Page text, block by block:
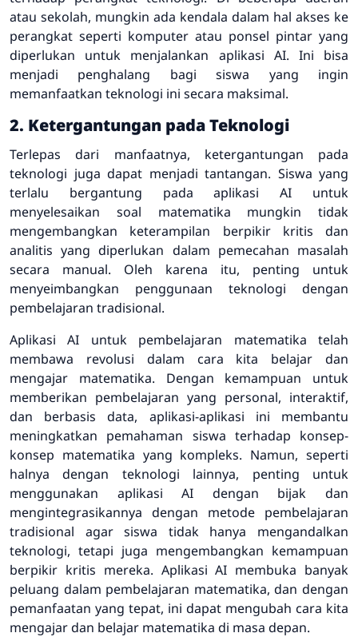
atau sekolah, mungkin ada kendala dalam hal akses ke
perangkat seperti komputer atau ponsel pintar yang
diperlukan untuk menjalankan aplikasi AI. Ini bisa
menjadi penghalang bagi siswa yang ingin
memanfaatkan teknologi ini secara maksimal.
2. Ketergantungan pada Teknologi
Terlepas dari manfaatnya, ketergantungan pada
teknologi juga dapat menjadi tantangan. Siswa yang
terlalu bergantung pada aplikasi AI untuk
menyelesaikan soal matematika mungkin tidak
mengembangkan keterampilan berpikir kritis dan
analitis yang diperlukan dalam pemecahan masalah
secara manual. Oleh karena itu, penting untuk
menyeimbangkan penggunaan teknologi dengan
pembelajaran tradisional.
Aplikasi AI untuk pembelajaran matematika telah
membawa revolusi dalam cara kita belajar dan
mengajar matematika. Dengan kemampuan untuk
memberikan pembelajaran yang personal, interaktif,
dan berbasis data, aplikasi-aplikasi ini membantu
meningkatkan pemahaman siswa terhadap konsep-
konsep matematika yang kompleks. Namun, seperti
halnya dengan teknologi lainnya, penting untuk
menggunakan aplikasi AI dengan bijak dan
mengintegrasikannya dengan metode pembelajaran
tradisional agar siswa tidak hanya mengandalkan
teknologi, tetapi juga mengembangkan kemampuan
berpikir kritis mereka. Aplikasi AI membuka banyak
peluang dalam pembelajaran matematika, dan dengan
pemanfaatan yang tepat, ini dapat mengubah cara kita
mengajar dan belajar matematika di masa depan.